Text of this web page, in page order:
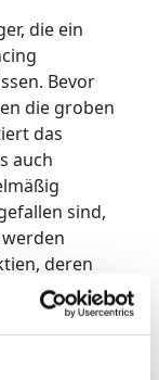
die ein
Bevor
die groben
das
auch
sind,
deren
diese
weitgehend
Im MSCI
bis 50